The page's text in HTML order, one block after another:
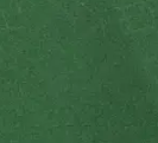
serão
negra na
engajamento
A
espaço